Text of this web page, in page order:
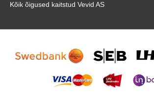
Kõik õigused kaitstud Vevid AS